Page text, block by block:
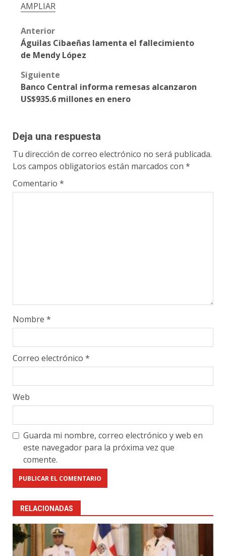
AMPLIAR
Post
navigation
Anterior
Águilas Cibaeñas lamenta el fallecimiento
de Mendy López
Siguiente
Banco Central informa remesas alcanzaron
US$935.6 millones en enero
Deja una respuesta
Tu dirección de correo electrónico no será publicada.
Los campos obligatorios están marcados con *
Comentario *
Nombre *
Correo electrónico *
Web
Guarda mi nombre, correo electrónico y web en
este navegador para la próxima vez que
comente.
RELACIONADAS